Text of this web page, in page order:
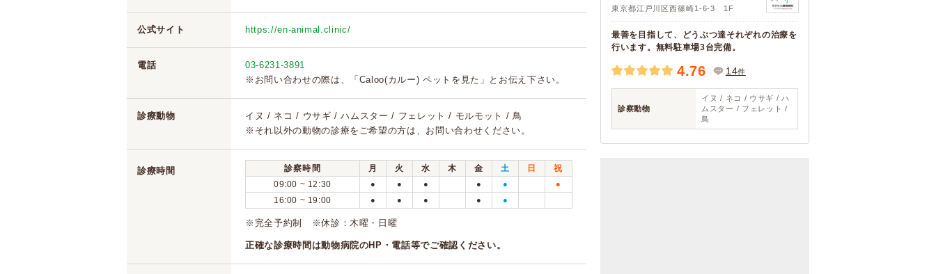
公式サイト https://en-animal.clinic/
電話
03-6231-3891
※お問い合わせの際は、「Caloo(カルー) ペットを見た」とお伝え下さい。
診療動物
イヌ / ネコ / ウサギ / ハムスター / フェレット / モルモット / 鳥
※それ以外の動物の診療をご希望の方は、お問い合わせください。
診療時間 診察時間 月 火 水 木 金 土 日
祝
09:00 ~ 12:30
● ● ● ● ● ●
16:00 ~ 19:00 ● ● ● ● ●
※完全予約制 ※休診：木曜・日曜
正確な診療時間は動物病院のHP・電話等でご確認ください。
東京都江戸川区西篠崎1-6-3 1F
最善を目指して、どうぶつ達それぞれの治療を
行います。無料駐車場3台完備。
4.76 14件
診察動物
イヌ / ネコ / ウサギ / ハ
ムスター / フェレット /
鳥